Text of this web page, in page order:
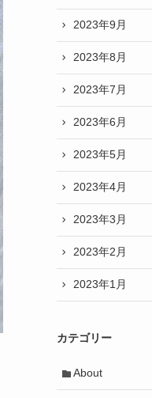
2023年9月
2023年8月
2023年7月
2023年6月
2023年5月
2023年4月
2023年3月
2023年2月
2023年1月
カテゴリー
About